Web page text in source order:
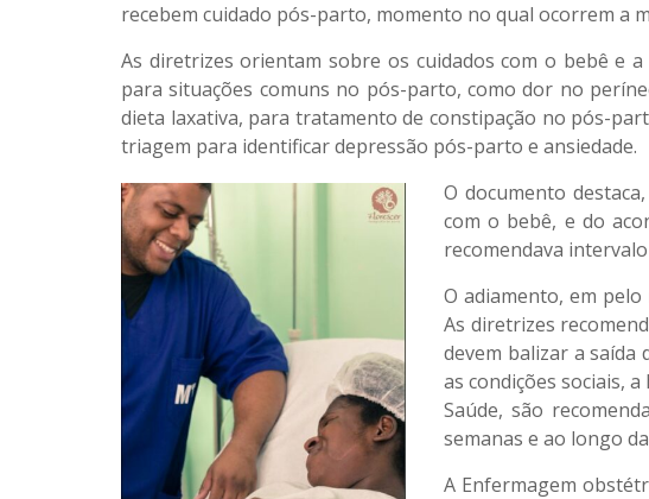
recebem cuidado pós-parto, momento no qual ocorrem a
As diretrizes orientam sobre os cuidados com o bebê e
para situações comuns no pós-parto, como dor no
dieta laxativa, para tratamento de constipação no pós-
triagem para identificar depressão pós-parto e ansiedade.
O documento
com o bebê, e do
recomendava
O adiamento, em
As diretrizes
devem balizar a saída
as condições sociais,
Saúde, são
semanas e ao longo
A Enfermagem